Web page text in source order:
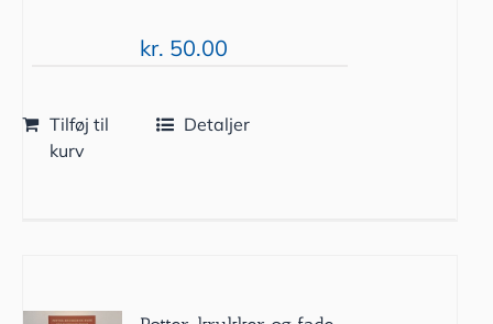
kr. 50.00
Tilføj til
kurv
Detaljer